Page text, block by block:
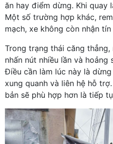
ăn hay điểm dừng. Khi quay
Một số trường hợp khác,
mạch, xe không còn nhận tín
Trong trạng thái căng
nhấn nút nhiều lần và hoảng
Điều cần làm lúc này là
xung quanh và liên hệ hỗ
bản sẽ phù hợp hơn là tiếp